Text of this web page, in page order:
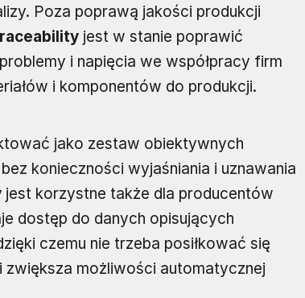
Poza poprawą jakości produkcji
jest w stanie poprawić
i napięcia we współpracy firm
i komponentów do produkcji.
jako zestaw obiektywnych
konieczności wyjaśniania i uznawania
jest korzystne także dla producentów
dostęp do danych opisujących
czemu nie trzeba posiłkować się
możliwości automatycznej